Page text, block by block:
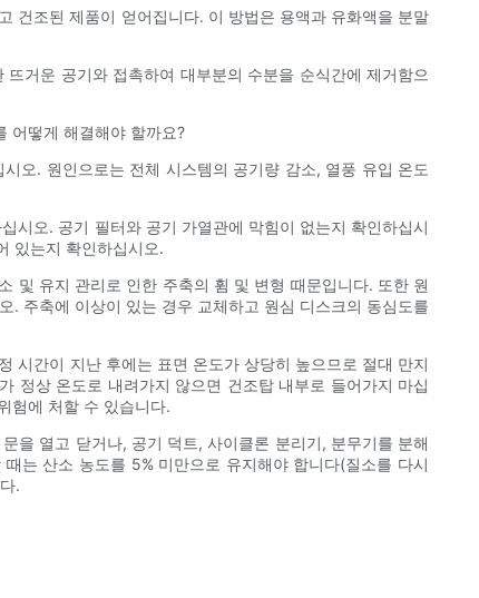
건조된 제품이 얻어집니다. 이 방법은 용액과 유화액을 분말
거운 공기와 접촉하여 대부분의 수분을 순식간에 제거함으
어떻게 해결해야 할까요?
오. 원인으로는 전체 시스템의 공기량 감소, 열풍 유입 온도
시오. 공기 필터와 공기 가열관에 막힘이 없는지 확인하십시
있는지 확인하십시오.
및 유지 관리로 인한 주축의 휨 및 변형 때문입니다. 또한 원
. 주축에 이상이 있는 경우 교체하고 원심 디스크의 동심도를
시간이 지난 후에는 표면 온도가 상당히 높으므로 절대 만지
정상 온도로 내려가지 않으면 건조탑 내부로 들어가지 마십
험에 처할 수 있습니다.
을 열고 닫거나, 공기 덕트, 사이클론 분리기, 분무기를 분해
는 산소 농도를 5% 미만으로 유지해야 합니다(질소를 다시
.